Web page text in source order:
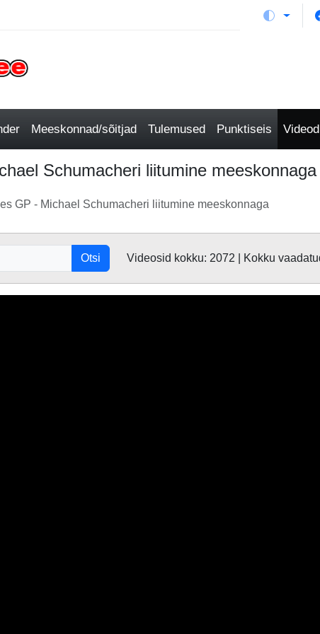
Meeskonnad/sõitjad Tulemused Punktiseis Videod
Schumacheri liitumine
GP - Michael Schumacheri liitumine meeskonnaga
Otsi Videosid kokku: 2072 | Kokku